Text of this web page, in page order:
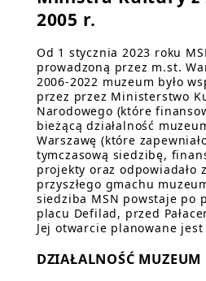
2005 r.
Od 1 stycznia 2023 roku
prowadzoną przez m.st.
2006-2022 muzeum było
przez przez Ministerstwo
Narodowego (które
bieżącą działalność
Warszawę (które
tymczasową siedzibę,
projekty oraz odpowiadało
przyszłego gmachu
siedziba MSN powstaje po
placu Defilad, przed
Jej otwarcie planowane jest
DZIAŁALNOŚĆ MUZEUM